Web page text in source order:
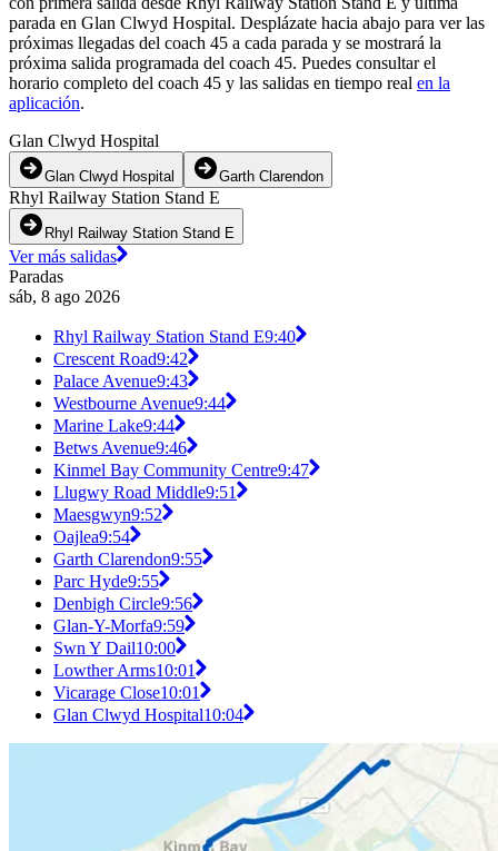
parada en Glan Clwyd Hospital. Desplázate hacia abajo para ver las
próximas llegadas del coach 45 a cada parada y se mostrará la
próxima salida programada del coach 45. Puedes consultar el
horario completo del coach 45 y las salidas en tiempo real en la
aplicación.
Glan Clwyd Hospital
Glan Clwyd Hospital Garth Clarendon
Rhyl Railway Station Stand E
Rhyl Railway Station Stand E
Ver más salidas
Paradas
sáb, 8 ago 2026
Rhyl Railway Station Stand E9:40
Crescent Road9:42
Palace Avenue9:43
Westbourne Avenue9:44
Marine Lake9:44
Betws Avenue9:46
Kinmel Bay Community Centre9:47
Llugwy Road Middle9:51
Maesgwyn9:52
Oajlea9:54
Garth Clarendon9:55
Parc Hyde9:55
Denbigh Circle9:56
Glan-Y-Morfa9:59
Swn Y Dail10:00
Lowther Arms10:01
Vicarage Close10:01
Glan Clwyd Hospital10:04